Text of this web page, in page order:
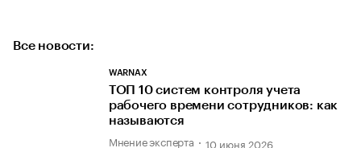
Все новости:
WARNAX
ТОП 10 систем контроля учета
рабочего времени сотрудников: как
называются
Мнение эксперта 10 июня 2026